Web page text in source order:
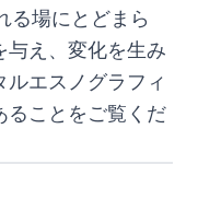
る場にとどまら
え、変化を生み
エスノグラフィ
ることをご覧くだ